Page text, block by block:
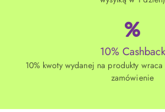
10% Cashback
10% kwoty wydanej na produkty
zamówienie